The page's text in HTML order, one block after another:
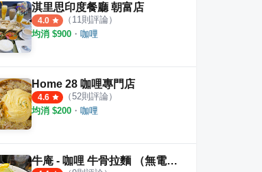
淇里思印度餐廳 朝富店
4.0 （ 11則評論）
均消 $900 ・ 咖哩
Home 28 咖哩專門店
4.6 （52則評論）
均消 $200 ・ 咖哩
牛庵 - 咖哩 牛骨拉麵 （無電話訂位）